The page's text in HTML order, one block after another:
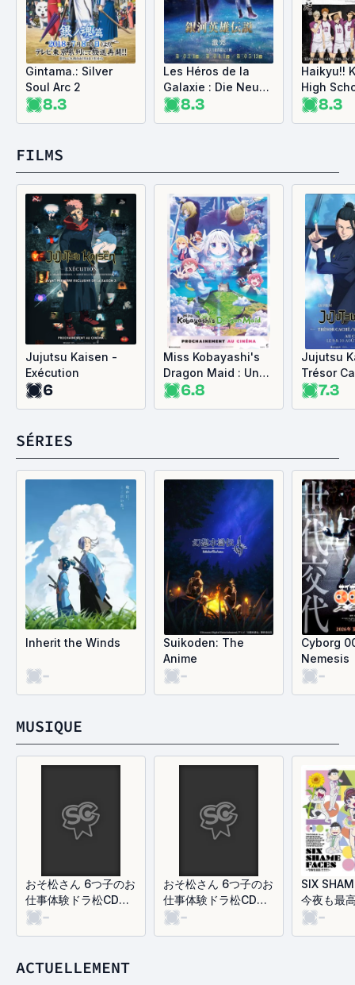
Gintama.: Silver
Soul Arc 2
8.3
Les Héros de la
Galaxie : Die Neue
These 3
8.3
Haikyu!!
High
8.3
FILMS
Jujutsu Kaisen -
Exécution
6
Miss Kobayashi's
Dragon Maid : Une
dragonne en
6.8
Jujutsu
Trésor
7.3
SÉRIES
Inherit the Winds
-
Suikoden: The
Anime
-
Cyborg
Nemesis
-
MUSIQUE
おそ松さん 6つ子のお
仕事体験ドラ松CDシ
リーズ おそ松&カラ松
アラカルト」
-
おそ松さん 6つ子のお
仕事体験ドラ松CDシ
リーズ カラ松＆トド
-
SIX
今夜も最
(Single)
-
ACTUELLEMENT